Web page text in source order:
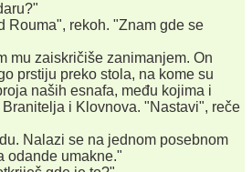
rekoh. "Znam gde se
zaiskričiše zanimanjem. On
prstiju preko stola, na kome su
naših esnafa, među kojima i
i Klovnova. "Nastavi", reče
Nalazi se na jednom posebnom
odande umakne."